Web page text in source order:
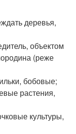
деревья,
объектом
(реже
бобовые;
растения,
культуры,